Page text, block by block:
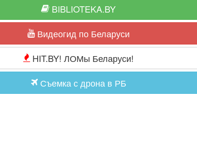
BIBLIOTEKA.BY
Видеогид по Беларуси
HIT.BY! ЛОМы Беларуси!
Съемка с дрона в РБ